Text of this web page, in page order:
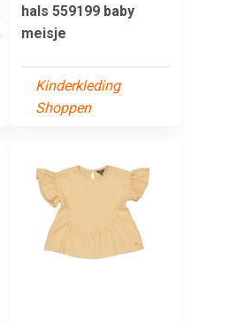
hals 559199 baby
meisje
Kinderkleding
Shoppen